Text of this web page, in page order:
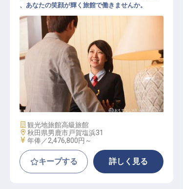
、あなたの笑顔が輝く旅館で働きませんか。
施設業態
観光地旅館高級旅館
勤務地
秋田県男鹿市戸賀塩浜31
給与
年俸／2,476,800円～
キープする 詳しく見る